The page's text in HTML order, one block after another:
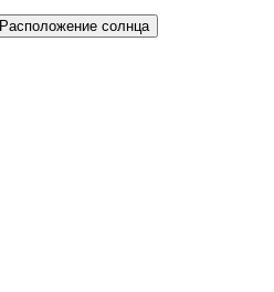
Расположение солнца